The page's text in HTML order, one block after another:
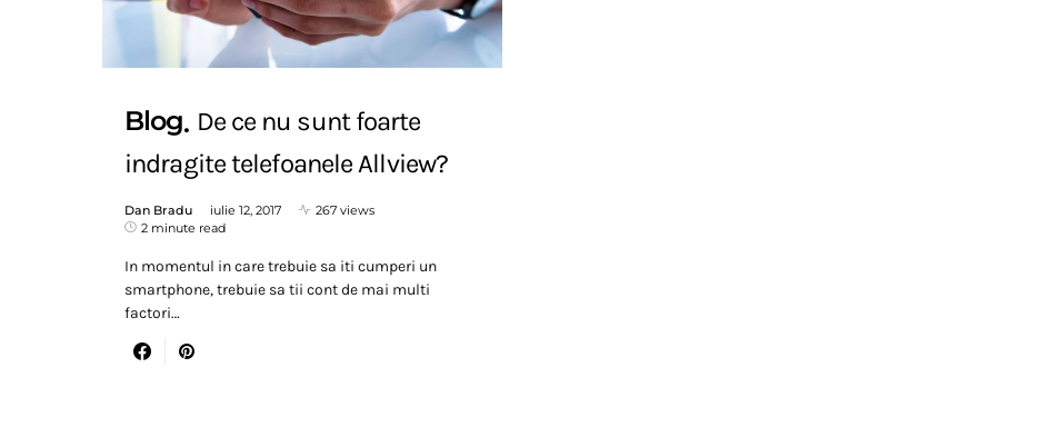
Blog De ce nu sunt foarte
indragite telefoanele Allview?
Dan Bradu iulie 12, 2017
267 views
2 minute read
In momentul in care trebuie sa iti cumperi un
smartphone, trebuie sa tii cont de mai multi
factori…